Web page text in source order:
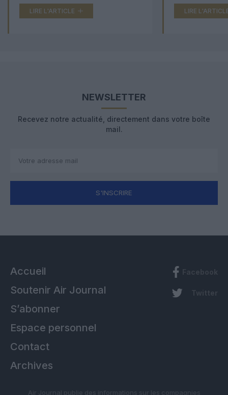
LIRE L'ARTICLE LIRE
NEWSLETTER
Recevez notre actualité, directement dans votre boîte
mail.
S'INSCRIRE
Accueil
Soutenir Air Journal
S’abonner
Espace personnel
Contact
Archives